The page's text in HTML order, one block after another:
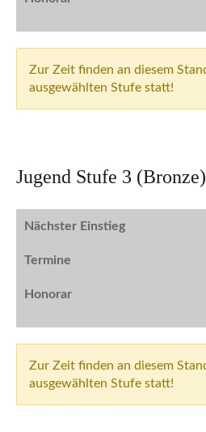
Jugend Stufe 3 (Bronze)